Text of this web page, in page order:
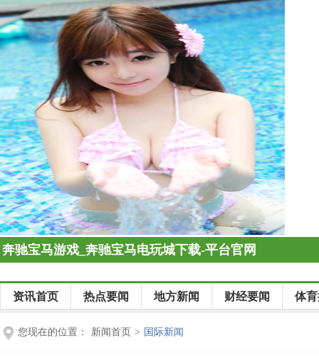
奔驰宝马游戏_奔驰宝马电玩城下载-平台官网
资讯首页 热点要闻 地方新闻 财经要闻 体
您现在的位置： 新闻首页 > 国际新闻